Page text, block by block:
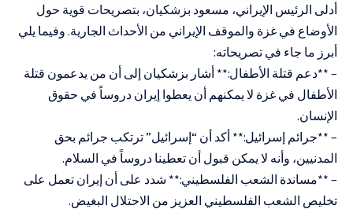
أدلى الرئيس الإيراني، مسعود بزشكيان، بتصريحات قوية حول
الأوضاع في غزة والموقف الإيراني من الأحداث الجارية. وفيما يلي
أبرز ما جاء في تصريحاته:
– **دعم قتلة الأطفال:** أشار بزشكيان إلى أن من يدعمون قتلة
الأطفال في غزة لا يمكنهم أن يعطوا إيران دروساً في حقوق
الإنسان.
– **جرائم إسرائيل:** أكد أن “إسرائيل” ترتكب جرائم بحق
المدنيين، وأنه لا يمكن قبول أن تعطينا دروساً في السلام.
– **مساندة الشعب الفلسطيني:** شدد على أن إيران تعمل على
تخليص الشعب الفلسطيني العزيز من الاحتلال البغيض.